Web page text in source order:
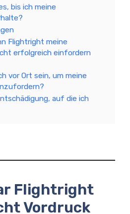
bis ich meine
Flightright meine
erfolgreich einfordern
vor Ort sein, um meine
auf die ich
Flightright
Vordruck